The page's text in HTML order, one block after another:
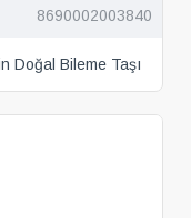
8690002003840
Doğal Bileme Taşı